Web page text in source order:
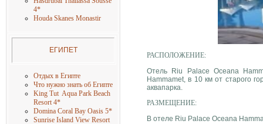
4*
Houda Skanes Monastir
ЕГИПЕТ
Отдых в Египте
Что нужно знать об Египте
King Tut Aqua Park Beach
Resort 4*
Domina Coral Bay Oasis 5*
Sunrise Island View Resort
РАСПОЛОЖЕНИЕ:
Отель Riu Palace Oceana
Hammamet, в 10 км от старого
аквапарка.
РАЗМЕЩЕНИЕ:
В отеле Riu Palace Oceana